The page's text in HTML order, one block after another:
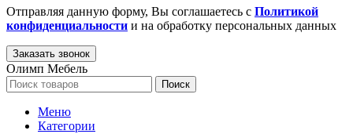
Отправляя данную форму, Вы соглашаетесь с Политикой
конфиденциальности и на обработку персональных данных
Олимп Мебель
Поиск
Меню
Категории